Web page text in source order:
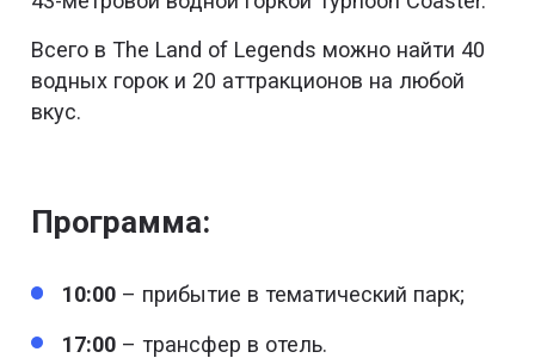
Всего в The Land of Legends можно найти 40
водных горок и 20 аттракционов на любой
вкус.
Программа:
10:00 – прибытие в тематический парк;
17:00 – трансфер в отель.